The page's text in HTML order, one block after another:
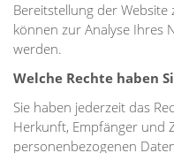
Bereitstellung der
können zur Analyse Ihres
werden.
Welche Rechte haben
Sie haben jederzeit das
Herkunft, Empfänger und
personenbezogenen